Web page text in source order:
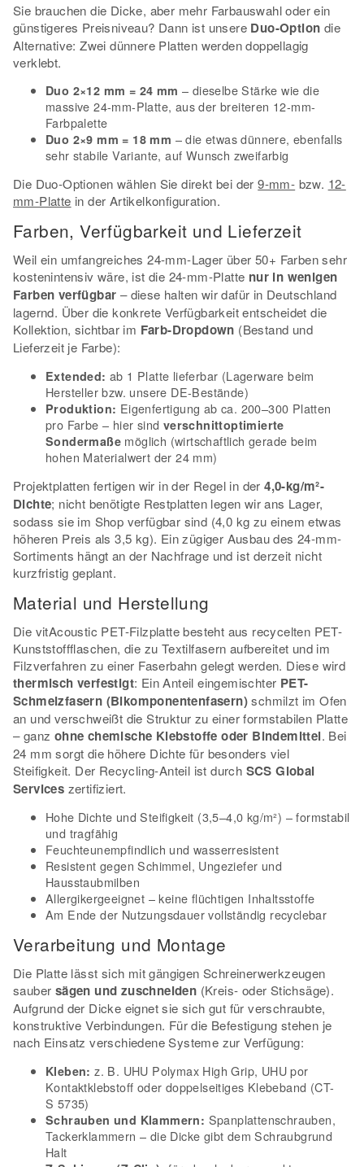
Sie brauchen die Dicke, aber mehr Farbauswahl oder ein
günstigeres Preisniveau? Dann ist unsere Duo-Option die
Alternative: Zwei dünnere Platten werden doppellagig
verklebt.
Duo 2×12 mm = 24 mm – dieselbe Stärke wie die
massive 24-mm-Platte, aus der breiteren 12-mm-
Farbpalette
Duo 2×9 mm = 18 mm – die etwas dünnere, ebenfalls
sehr stabile Variante, auf Wunsch zweifarbig
Die Duo-Optionen wählen Sie direkt bei der9-mm- bzw. 12-
mm-Platte in der Artikelkonfiguration.
Farben, Verfügbarkeit und Lieferzeit
Weil ein umfangreiches 24-mm-Lager über 50+ Farben sehr
kostenintensiv wäre, ist die 24-mm-Platte nur in wenigen
Farben verfügbar – diese halten wir dafür in Deutschland
lagernd. Über die konkrete Verfügbarkeit entscheidet die
Kollektion, sichtbar im Farb-Dropdown (Bestand und
Lieferzeit je Farbe):
Extended: ab 1 Platte lieferbar (Lagerware beim
Hersteller bzw. unsere DE-Bestände)
Produktion: Eigenfertigung ab ca. 200–300 Platten
pro Farbe – hier sind verschnittoptimierte
Sondermaße möglich (wirtschaftlich gerade beim
hohen Materialwert der 24 mm)
Projektplatten fertigen wir in der Regel in der4,0-kg/m²-
Dichte; nicht benötigte Restplatten legen wir ans Lager,
sodass sie im Shop verfügbar sind (4,0 kg zu einem etwas
höheren Preis als 3,5 kg). Ein zügiger Ausbau des 24-mm-
Sortiments hängt an der Nachfrage und ist derzeit nicht
kurzfristig geplant.
Material und Herstellung
Die vitAcoustic PET-Filzplatte besteht aus recycelten PET-
Kunststoffflaschen, die zu Textilfasern aufbereitet und im
Filzverfahren zu einer Faserbahn gelegt werden. Diese wird
thermisch verfestigt: Ein Anteil eingemischter PET-
Schmelzfasern (Bikomponentenfasern)schmilzt im Ofen
an und verschweißt die Struktur zu einer formstabilen Platte
– ganz ohne chemische Klebstoffe oder Bindemittel. Bei
24 mm sorgt die höhere Dichte für besonders viel
Steifigkeit. Der Recycling-Anteil ist durch SCS Global
Services zertifiziert.
Hohe Dichte und Steifigkeit (3,5–4,0 kg/m²) – formstabil
und tragfähig
Feuchteunempfindlich und wasserresistent
Resistent gegen Schimmel, Ungeziefer und
Hausstaubmilben
Allergikergeeignet – keine flüchtigen Inhaltsstoffe
Am Ende der Nutzungsdauer vollständig recyclebar
Verarbeitung und Montage
Die Platte lässt sich mit gängigen Schreinerwerkzeugen
sauber sägen und zuschneiden (Kreis- oder Stichsäge).
Aufgrund der Dicke eignet sie sich gut für verschraubte,
konstruktive Verbindungen. Für die Befestigung stehen je
nach Einsatz verschiedene Systeme zur Verfügung:
Kleben: z. B. UHU Polymax High Grip, UHU por
Kontaktklebstoff oder doppelseitiges Klebeband (CT-
S 5735)
Schrauben und Klammern: Spanplattenschrauben,
Tackerklammern – die Dicke gibt dem Schraubgrund
Halt